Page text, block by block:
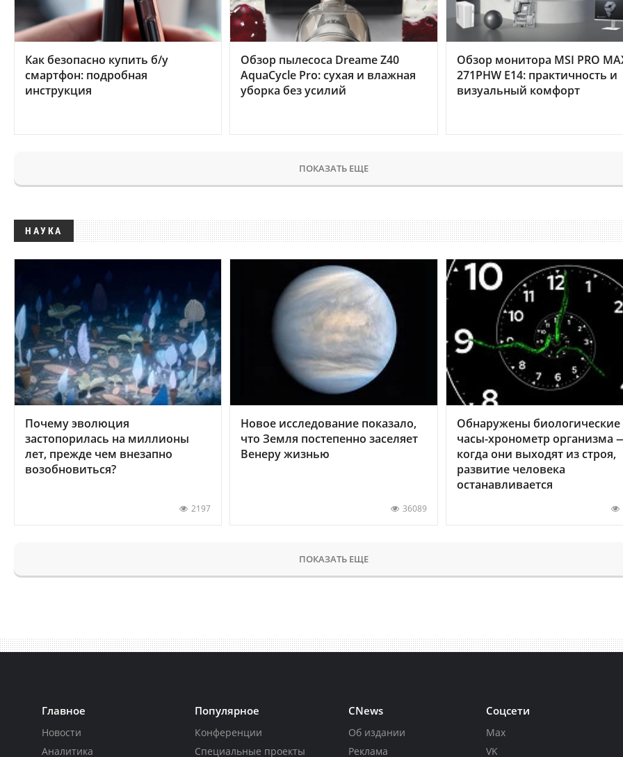
Как безопасно купить б/у
смартфон: подробная
инструкция
Обзор пылесоса Dreame Z40
AquaCycle Pro: сухая и влажная
уборка без усилий
Обзор монитора MSI PRO
271PHW E14: практичность и
визуальный комфорт
ПОКАЗАТЬ ЕЩЕ
НАУКА
Почему эволюция
застопорилась на миллионы
лет, прежде чем внезапно
возобновиться?
2197
Новое исследование показало,
что Земля постепенно заселяет
Венеру жизнью
36089
Обнаружены биологические
часы-хронометр организма
когда они выходят из строя,
развитие человека
останавливается
ПОКАЗАТЬ ЕЩЕ
Главное
Новости
Аналитика
Популярное
Конференции
Специальные проекты
CNews
Об издании
Реклама
Соцсети
Max
VK